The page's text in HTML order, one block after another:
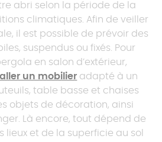
abri selon la période de la
climatiques. Afin de veiller
il est possible de prévoir des
suspendus ou fixés. Pour
en salon d’extérieur,
un mobilier adapté à un
table basse et chaises
objets de décoration, ainsi
Là encore, tout dépend de
lieux et de la superficie au sol